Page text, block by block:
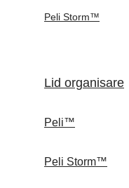
Peli Storm™
Lid organisare
Peli™
Peli Storm™